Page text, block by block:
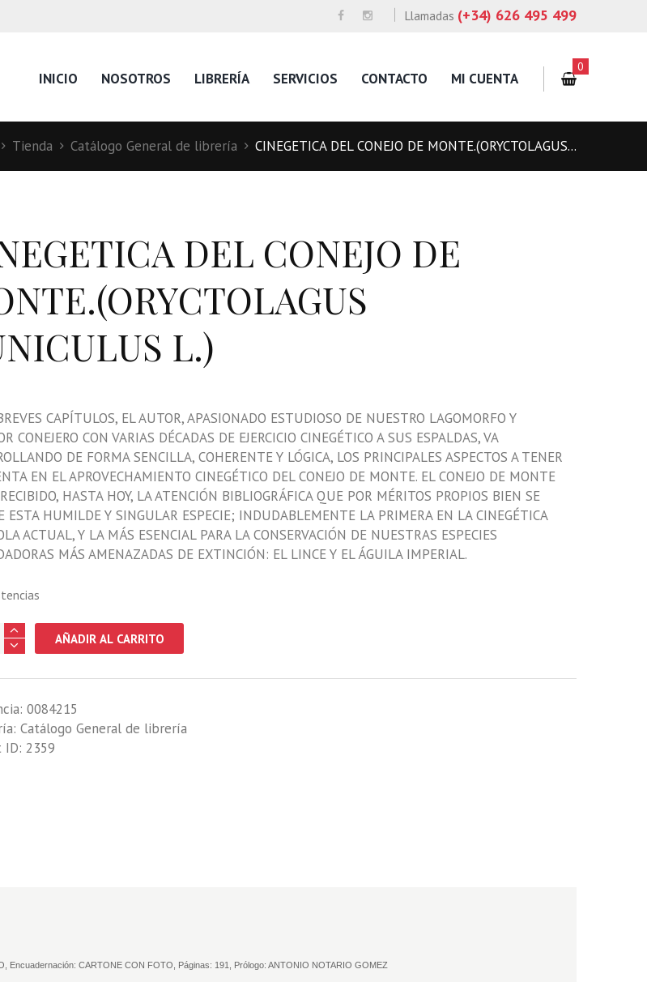
Llamadas (+34) 626 495 499
INICIO NOSOTROS LIBRERÍA SERVICIOS CONTACTO MI CUENTA
0
Tienda Catálogo General de librería CINEGETICA DEL CONEJO DE MONTE.(ORYCTOLAGUS...
DEL CONEJO DE
L.)
CAPÍTULOS, EL AUTOR, APASIONADO ESTUDIOSO DE NUESTRO LAGOMORFO Y
CONEJERO CON VARIAS DÉCADAS DE EJERCICIO CINEGÉTICO A SUS ESPALDAS, VA
DE FORMA SENCILLA, COHERENTE Y LÓGICA, LOS PRINCIPALES ASPECTOS A TENER
EN EL APROVECHAMIENTO CINEGÉTICO DEL CONEJO DE MONTE. EL CONEJO DE MONTE
HASTA HOY, LA ATENCIÓN BIBLIOGRÁFICA QUE POR MÉRITOS PROPIOS BIEN SE
ESTA HUMILDE Y SINGULAR ESPECIE; INDUDABLEMENTE LA PRIMERA EN LA CINEGÉTICA
ACTUAL, Y LA MÁS ESENCIAL PARA LA CONSERVACIÓN DE NUESTRAS ESPECIES
MÁS AMENAZADAS DE EXTINCIÓN: EL LINCE Y EL ÁGUILA IMPERIAL.
AÑADIR AL CARRITO
0084215
Catálogo General de librería
ID: 2359
Encuadernación: CARTONE CON FOTO, Páginas: 191, Prólogo: ANTONIO NOTARIO GOMEZ